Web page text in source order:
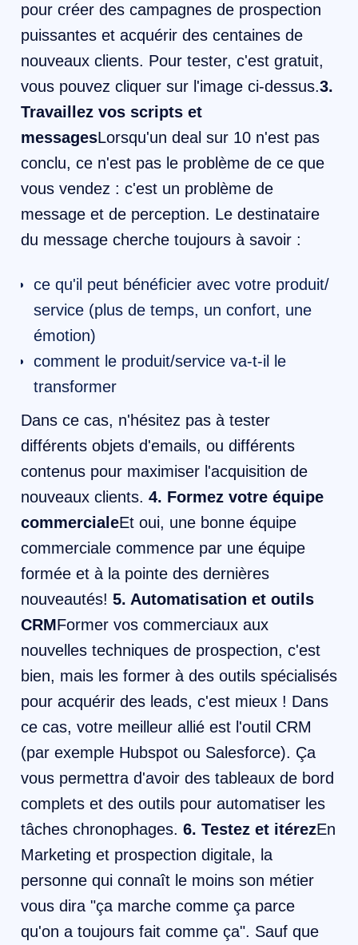
pour créer des campagnes de prospection
puissantes et acquérir des centaines de
nouveaux clients. Pour tester, c'est gratuit,
vous pouvez cliquer sur l'image ci-dessus.3.
Travaillez vos scripts et
messagesLorsqu'un deal sur 10 n'est pas
conclu, ce n'est pas le problème de ce que
vous vendez : c'est un problème de
message et de perception. Le destinataire
du message cherche toujours à savoir :
ce qu'il peut bénéficier avec votre produit/
service (plus de temps, un confort, une
émotion)
comment le produit/service va-t-il le
transformer
Dans ce cas, n'hésitez pas à tester
différents objets d'emails, ou différents
contenus pour maximiser l'acquisition de
nouveaux clients. 4. Formez votre équipe
commercialeEt oui, une bonne équipe
commerciale commence par une équipe
formée et à la pointe des dernières
nouveautés! 5. Automatisation et outils
CRMFormer vos commerciaux aux
nouvelles techniques de prospection, c'est
bien, mais les former à des outils spécialisés
pour acquérir des leads, c'est mieux ! Dans
ce cas, votre meilleur allié est l'outil CRM
(par exemple Hubspot ou Salesforce). Ça
vous permettra d'avoir des tableaux de bord
complets et des outils pour automatiser les
tâches chronophages. 6. Testez et itérezEn
Marketing et prospection digitale, la
personne qui connaît le moins son métier
vous dira "ça marche comme ça parce
qu'on a toujours fait comme ça". Sauf que